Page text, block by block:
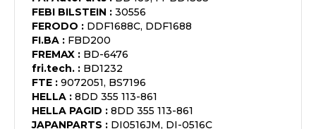
FEBI BILSTEIN : 30556
FERODO : DDF1688C, DDF1688
FI.BA : FBD200
FREMAX : BD-6476
fri.tech. : BD1232
FTE : 9072051, BS7196
HELLA : 8DD 355 113-861
HELLA PAGID : 8DD 355 113-861
JAPANPARTS : DI0516JM, DI-0516C